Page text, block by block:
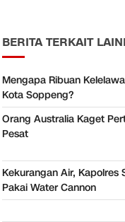
BERITA TERKAIT
Mengapa Ribuan
Kota Soppeng?
Orang Australia Kaget
Pesat
Kekurangan Air, Kapolres
Pakai Water Cannon